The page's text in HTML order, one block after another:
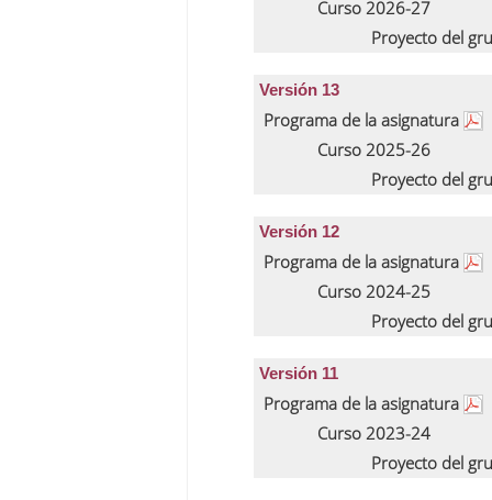
Curso 2026-27
Proyecto del
Versión 13
Programa de la asignatura
Curso 2025-26
Proyecto del
Versión 12
Programa de la asignatura
Curso 2024-25
Proyecto del
Versión 11
Programa de la asignatura
Curso 2023-24
Proyecto del